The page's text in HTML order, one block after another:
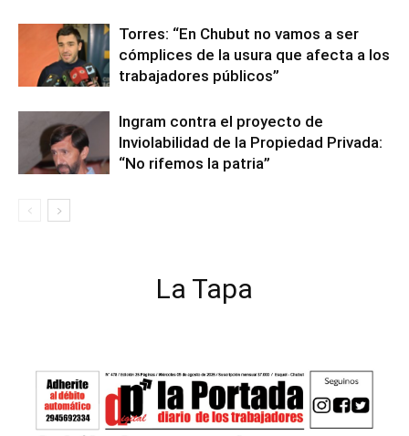
Torres: “En Chubut no vamos a ser
cómplices de la usura que afecta a los
trabajadores públicos”
Ingram contra el proyecto de
Inviolabilidad de la Propiedad Privada:
“No rifemos la patria”
La Tapa